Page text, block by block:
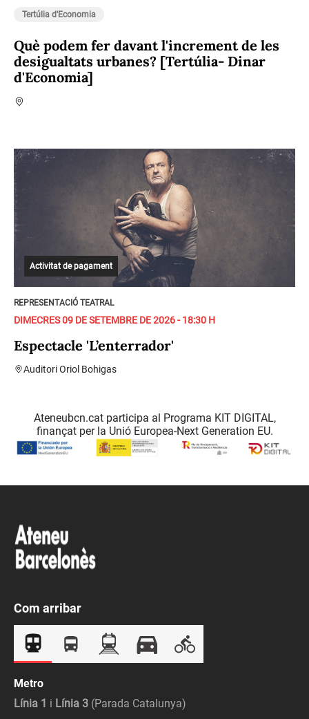
Tertúlia d'Economia
Què podem fer davant l'increment de les
desigualtats urbanes? [Tertúlia- Dinar
d'Economia]
Activitat de pagament
REPRESENTACIÓ TEATRAL
DIMECRES 09 DE SETEMBRE DE 2026 - 18:30 H
Espectacle 'L’enterrador'
Auditori Oriol Bohigas
Ateneubcn.cat participa al Programa KIT DIGITAL,
finançat per la Unió Europea-Next Generation EU.
Com arribar
Metro
Línia 1 i Línia 3 (Parada Catalunya)